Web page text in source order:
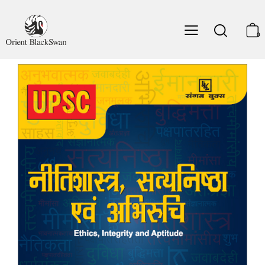
0
प्रस्तावना (Introduction)
पारिभाषिक शब्दावली (Definitional Glossary)
नीतिशास्त्र एवं मानवीय सहसंबंधEthics and Human Interface
नीतिशास्त्र के आयामDimensions of Ethics
निजी और लोक संबंधों में नैतिकता Ethics in Private and
Public Relationships
मानवीय मूल्य Human Values
महान नेताओं, सुधारकों और प्रशासकों के जीवन एवं उनके उपदेशों
से शिक्षाLessons from the Lives and Teachings of Great
Leaders, Reformers and Administrators
अभिवृत्तिAttitude
अभिरुचिAptitude
भावनात्मक बुद्धिमत्ताEmotional Intelligence
सिविल सेवकों के लिए बुनियादी मूल्यFoundational Values for
Civil Servants